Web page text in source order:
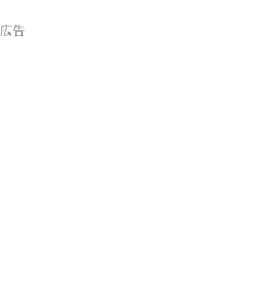
広告